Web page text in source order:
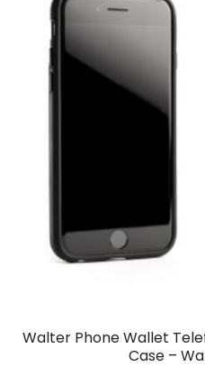
Walter Phone Wallet
Case –